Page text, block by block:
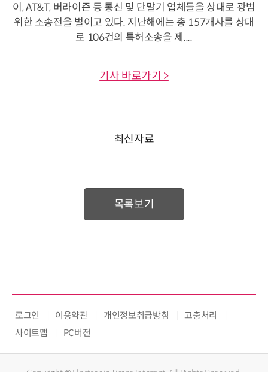
이, AT&T, 버라이즌 등 통신 및 단말기 업체들을 상대로 광범
위한 소송전을 벌이고 있다. 지난해에는 총 157개사를 상대
로 106건의 특허소송을 제....
기사 바로가기 >
최신자료
목록보기
로그인 이용약관 개인정보취급방침
고충처리
사이트맵
PC버전